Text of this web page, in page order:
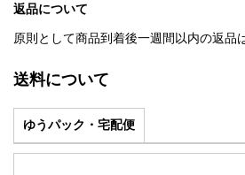
返品について
原則として商品到着後一週間以内の返品
送料について
ゆうパック・宅配便